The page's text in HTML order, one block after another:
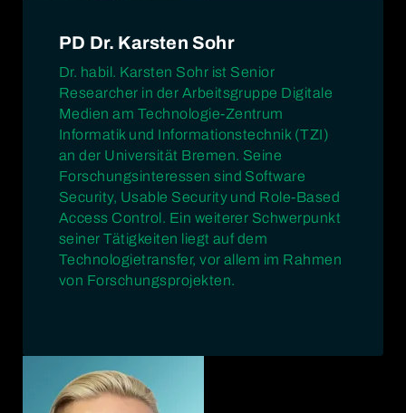
PD Dr. Karsten Sohr
Dr. habil. Karsten Sohr ist Senior
Researcher in der Arbeitsgruppe Digitale
Medien am Technologie-Zentrum
Informatik und Informationstechnik (TZI)
an der Universität Bremen. Seine
Forschungsinteressen sind Software
Security, Usable Security und Role-Based
Access Control. Ein weiterer Schwerpunkt
seiner Tätigkeiten liegt auf dem
Technologietransfer, vor allem im Rahmen
von Forschungsprojekten.